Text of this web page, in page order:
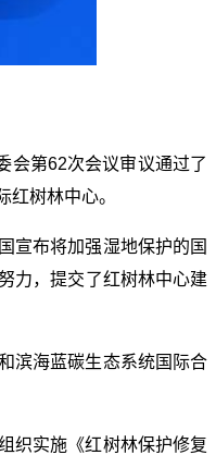
会第62次会议审议通过了
树林中心。
宣布将加强湿地保护的国
力，提交了红树林中心建
滨海蓝碳生态系统国际合
织实施《红树林保护修复